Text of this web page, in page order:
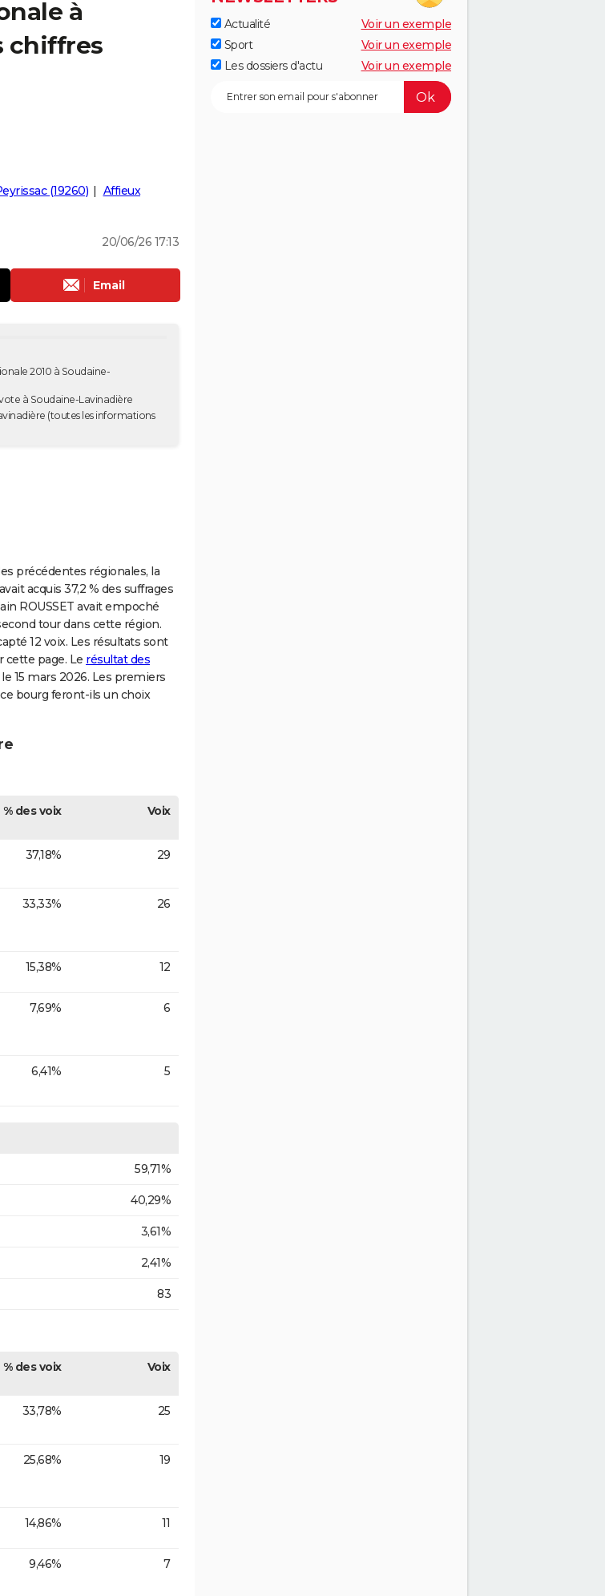
à
chiffres
(19260)
Affieux
20/06/26 17:13
Email
2010 à Soudaine-
à Soudaine-Lavinadière
(toutes les informations
précédentes régionales, la
acquis 37,2 % des suffrages
ROUSSET avait empoché
tour dans cette région.
12 voix. Les résultats sont
cette page. Le résultat des
le 15 mars 2026. Les premiers
bourg feront-ils un choix
% des voix Voix
37,18% 29
33,33% 26
15,38% 12
7,69% 6
6,41% 5
59,71%
40,29%
3,61%
2,41%
83
% des voix Voix
33,78% 25
25,68% 19
14,86% 11
9,46% 7
Actualité
Voir un exemple
Sport
Voir un exemple
Les dossiers d'actu
Voir un exemple